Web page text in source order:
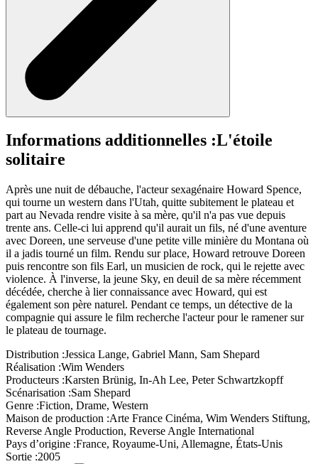
Informations additionnelles :L'étoile
solitaire
Après une nuit de débauche, l'acteur sexagénaire Howard Spence,
qui tourne un western dans l'Utah, quitte subitement le plateau et
part au Nevada rendre visite à sa mère, qu'il n'a pas vue depuis
trente ans. Celle-ci lui apprend qu'il aurait un fils, né d'une aventure
avec Doreen, une serveuse d'une petite ville minière du Montana où
il a jadis tourné un film. Rendu sur place, Howard retrouve Doreen
puis rencontre son fils Earl, un musicien de rock, qui le rejette avec
violence. À l'inverse, la jeune Sky, en deuil de sa mère récemment
décédée, cherche à lier connaissance avec Howard, qui est
également son père naturel. Pendant ce temps, un détective de la
compagnie qui assure le film recherche l'acteur pour le ramener sur
le plateau de tournage.
Distribution :Jessica Lange, Gabriel Mann, Sam Shepard
Réalisation :Wim Wenders
Producteurs :Karsten Brünig, In-Ah Lee, Peter Schwartzkopff
Scénarisation :Sam Shepard
Genre :Fiction, Drame, Western
Maison de production :Arte France Cinéma, Wim Wenders Stiftung,
Reverse Angle Production, Reverse Angle International
Pays d’origine :France, Royaume-Uni, Allemagne, États-Unis
Sortie :2005